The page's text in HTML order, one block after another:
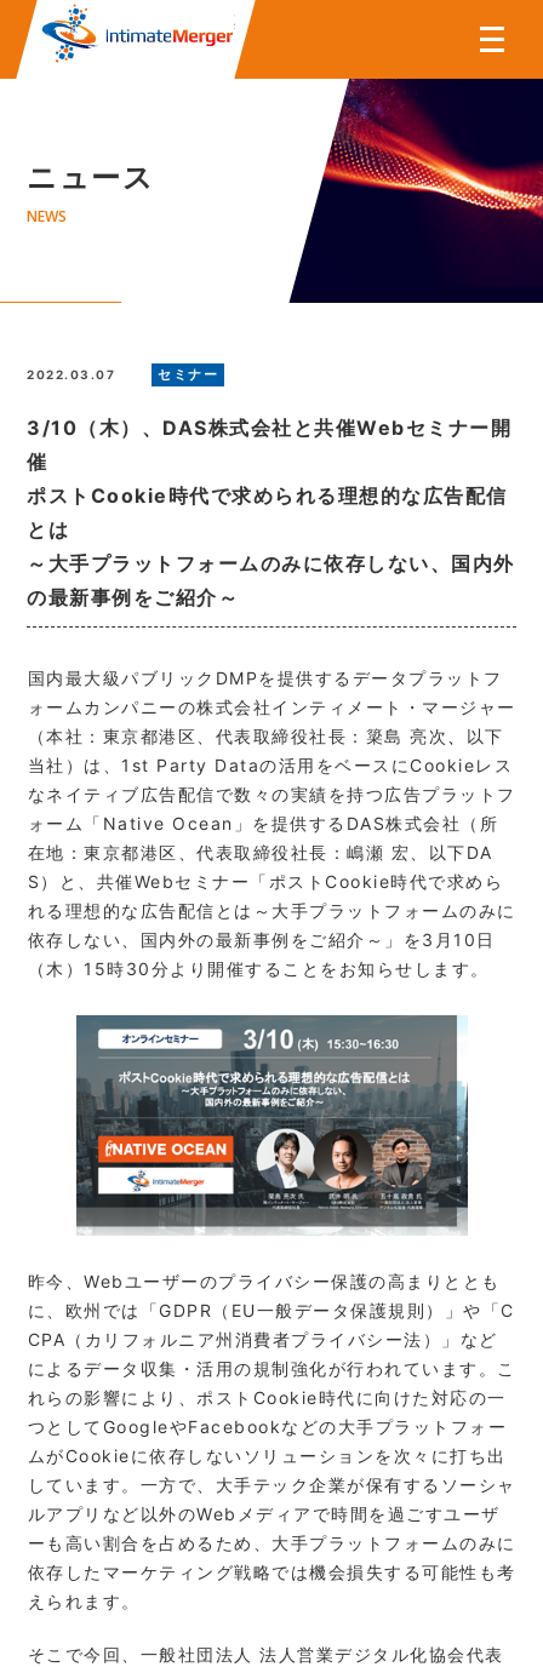
株式会社インティメート・マー
ニュース
NEWS
2022.03.07 セミナー
3/10（木）、DAS株式会社と共催Webセミナー開
催
ポストCookie時代で求められる理想的な広告配信
とは
～大手プラットフォームのみに依存しない、国内外
の最新事例をご紹介～
国内最大級パブリックDMPを提供するデータプラットフ
ォームカンパニーの株式会社インティメート・マージャー
（本社：東京都港区、代表取締役社長：簗島 亮次
以下
当社）は、1st Party Dataの活用をベースにCookieレス
なネイティブ広告配信で数々の実績を持つ広告プラットフ
ォーム「Native Ocean」を提供するDAS株式会社（所
在地：東京都港区、代表取締役社長：嶋瀬 宏、以下DA
S）と、共催Webセミナー「ポストCookie時代で求めら
れる理想的な広告配信とは～大手プラットフォームのみに
依存しない、国内外の最新事例をご紹介～」を3月10日
（木）15時30分より開催することをお知らせします。
昨今、Webユーザーのプライバシー保護の高まりととも
に、欧州では「GDPR（EU一般データ保護規則）」や「C
CPA（カリフォルニア州消費者プライバシー法）」など
によるデータ収集・活用の規制強化が行われています。こ
れらの影響により、ポストCookie時代に向けた対応の一
つとしてGoogleやFacebookなどの大手プラットフォー
ムがCookieに依存しないソリューションを次々に打ち出
しています。一方で、大手テック企業が保有するソーシャ
ルアプリなど以外のWebメディアで時間を過ごすユーザ
ーも高い割合を占めるため、大手プラットフォームのみに
依存したマーケティング戦略では機会損失する可能性も考
えられます。
そこで今回、一般社団法人 法人営業デジタル化協会代表